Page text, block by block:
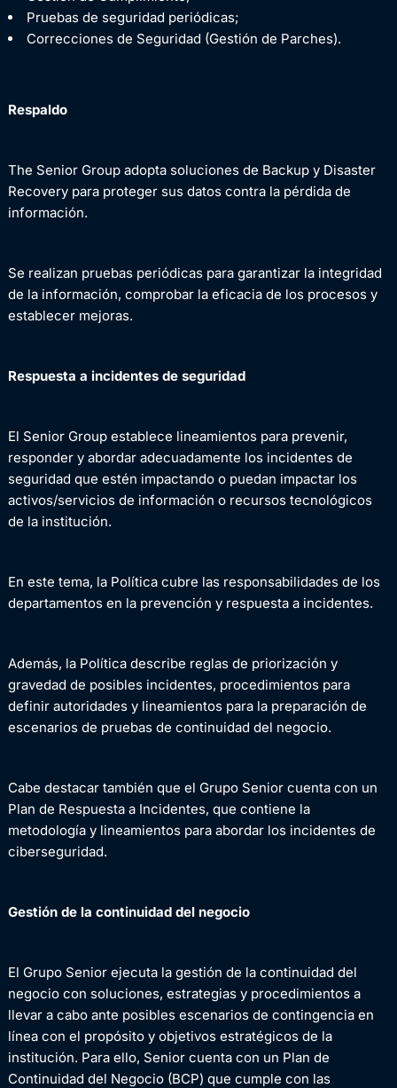
Pruebas de seguridad periódicas;
Correcciones de Seguridad (Gestión de Parches).
Respaldo
The Senior Group adopta soluciones de Backup y Disaster
Recovery para proteger sus datos contra la pérdida de
información.
Se realizan pruebas periódicas para garantizar la integridad
de la información, comprobar la eficacia de los procesos y
establecer mejoras.
Respuesta a incidentes de seguridad
El Senior Group establece lineamientos para prevenir,
responder y abordar adecuadamente los incidentes de
seguridad que estén impactando o puedan impactar los
activos/servicios de información o recursos tecnológicos
de la institución.
En este tema, la Política cubre las responsabilidades de los
departamentos en la prevención y respuesta a incidentes.
Además, la Política describe reglas de priorización y
gravedad de posibles incidentes, procedimientos para
definir autoridades y lineamientos para la preparación de
escenarios de pruebas de continuidad del negocio.
Cabe destacar también que el Grupo Senior cuenta con un
Plan de Respuesta a Incidentes, que contiene la
metodología y lineamientos para abordar los incidentes de
ciberseguridad.
Gestión de la continuidad del negocio
El Grupo Senior ejecuta la gestión de la continuidad del
negocio con soluciones, estrategias y procedimientos a
llevar a cabo ante posibles escenarios de contingencia en
línea con el propósito y objetivos estratégicos de la
institución. Para ello, Senior cuenta con un Plan de
Continuidad del Negocio (BCP) que cumple con las